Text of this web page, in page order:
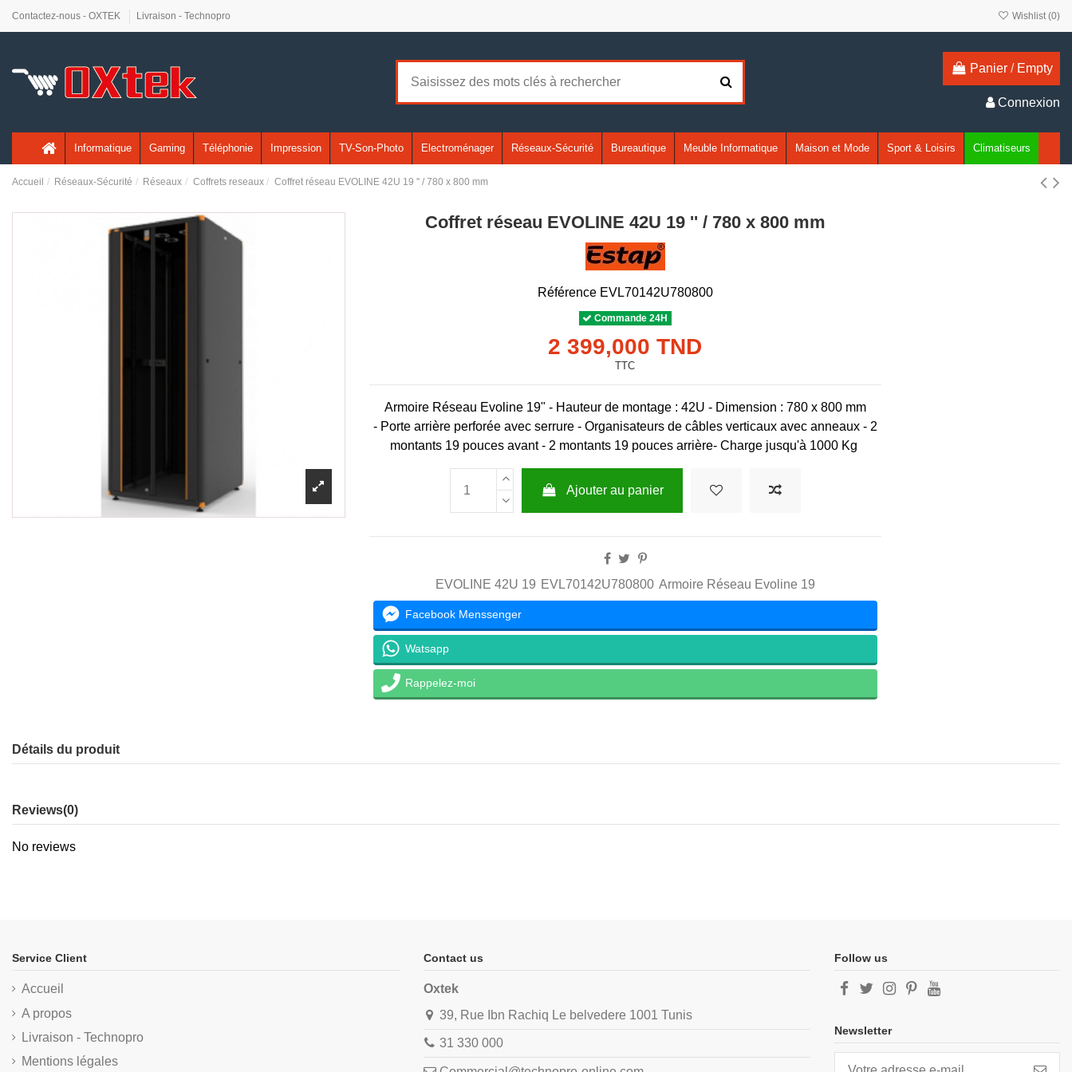
Contactez-nous - OXTEK Livraison - Technopro Wishlist (0)
Panier / Empty
Connexion
Informatique Gaming Téléphonie Impression TV-Son-Photo Electroménager Réseaux-Sécurité Bureautique Meuble Informatique Maison et Mode Sport & Loisirs Climatiseurs
Accueil Réseaux-Sécurité Réseaux Coffrets reseaux Coffret réseau EVOLINE 42U 19 '' / 780 x 800 mm
Coffret réseau EVOLINE 42U 19 '' / 780 x 800 mm
Référence EVL70142U780800
Commande 24H
2 399,000 TND
TTC
Armoire Réseau Evoline 19" - Hauteur de montage : 42U -Dimension : 780 x 800 mm
- Porte arrière perforée avec serrure - Organisateurs de câbles verticaux avec anneaux- 2
montants 19 pouces avant - 2 montants 19 pouces arrière- Chargejusqu'à 1000 Kg
Ajouter au panier
EVOLINE 42U 19 EVL70142U780800 Armoire Réseau Evoline 19
Facebook Menssenger
Watsapp
Rappelez-moi
Détails du produit
Reviews(0)
No reviews
Service Client
Accueil
A propos
Livraison - Technopro
Mentions légales
Contact us
Oxtek
39, Rue Ibn Rachiq Le belvedere 1001 Tunis
31 330 000
Follow us
Newsletter